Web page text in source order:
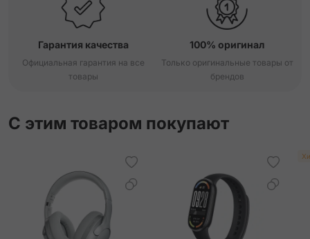
Гарантия качества
Официальная гарантия на все
товары
100% оригинал
Только оригинальные товары от
брендов
С этим товаром покупают